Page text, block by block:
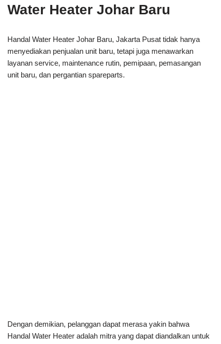
Water Heater Johar Baru
Handal Water Heater Johar Baru, Jakarta Pusat tidak hanya
menyediakan penjualan unit baru, tetapi juga menawarkan
layanan service, maintenance rutin, pemipaan, pemasangan
unit baru, dan pergantian spareparts.
Dengan demikian, pelanggan dapat merasa yakin bahwa
Handal Water Heater adalah mitra yang dapat diandalkan untuk